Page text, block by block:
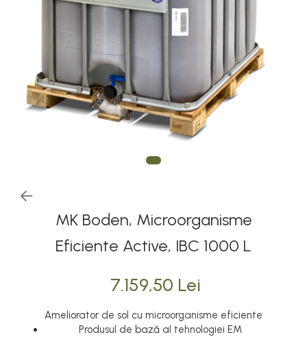
MK Boden, Microorganisme
Eficiente Active, IBC 1000 L
7.159,50 Lei
Ameliorator de sol cu ​​microorganisme eficiente
Produsul de bază al tehnologiei EM